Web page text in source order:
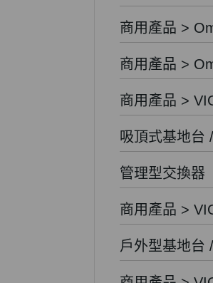
商用產品 >
商用產品 >
商用產品 >
吸頂式基地台
管理型交換器
商用產品 >
戶外型基地台